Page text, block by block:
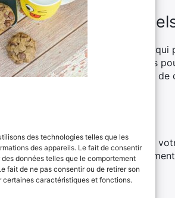
des technologies telles que les
des appareils. Le fait de consentir
données telles que le comportement
fait de ne pas consentir ou de retirer son
caractéristiques et fonctions.
les risques
et évaluer les risques potentiels qui
opportunités et menaces, vous
comment tirer le meilleur parti de
compromettre la réussite de
peut ralentir le
;